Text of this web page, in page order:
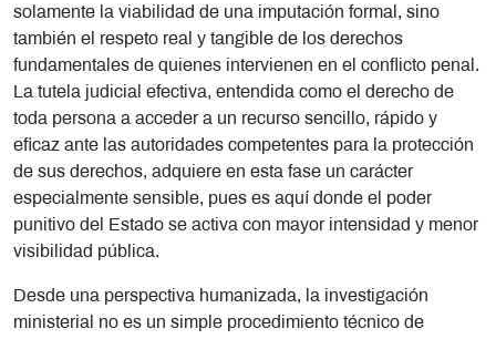
solamente la viabilidad de una imputación formal, sino
también el respeto real y tangible de los derechos
fundamentales de quienes intervienen en el conflicto penal.
La tutela judicial efectiva, entendida como el derecho de
toda persona a acceder a un recurso sencillo, rápido y
eficaz ante las autoridades competentes para la protección
de sus derechos, adquiere en esta fase un carácter
especialmente sensible, pues es aquí donde el poder
punitivo del Estado se activa con mayor intensidad y menor
visibilidad pública.
Desde una perspectiva humanizada, la investigación
ministerial no es un simple procedimiento técnico de